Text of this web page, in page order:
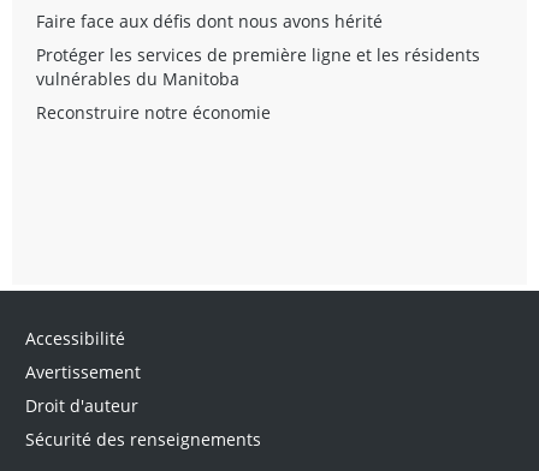
Faire face aux défis dont nous avons hérité
Protéger les services de première ligne et les résidents
vulnérables du Manitoba
Reconstruire notre économie
Accessibilité
Avertissement
Droit d'auteur
Sécurité des renseignements